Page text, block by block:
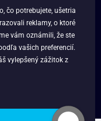
čo potrebujete, ušetria
reklamy, o ktoré
vám oznámili, že ste
vašich preferencií.
vylepšený zážitok z